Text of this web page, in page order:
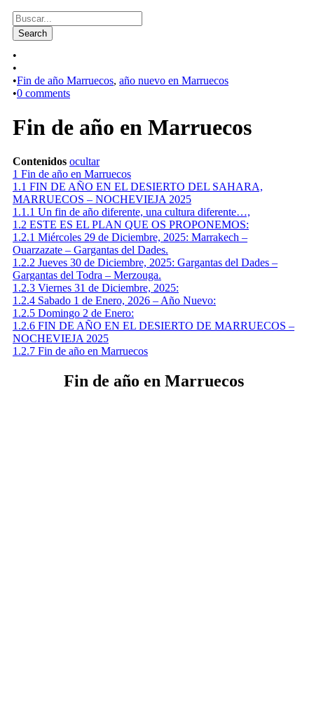
•
•
•Fin de año Marruecos, año nuevo en Marruecos
•0 comments
Fin de año en Marruecos
Contenidos ocultar
1 Fin de año en Marruecos
1.1 FIN DE AÑO EN EL DESIERTO DEL SAHARA,
MARRUECOS – NOCHEVIEJA 2025
1.1.1 Un fin de año diferente, una cultura diferente…,
1.2 ESTE ES EL PLAN QUE OS PROPONEMOS:
1.2.1 Miércoles 29 de Diciembre, 2025: Marrakech –
Ouarzazate – Gargantas del Dades.
1.2.2 Jueves 30 de Diciembre, 2025: Gargantas del Dades –
Gargantas del Todra – Merzouga.
1.2.3 Viernes 31 de Diciembre, 2025:
1.2.4 Sabado 1 de Enero, 2026 – Año Nuevo:
1.2.5 Domingo 2 de Enero:
1.2.6 FIN DE AÑO EN EL DESIERTO DE MARRUECOS –
NOCHEVIEJA 2025
1.2.7 Fin de año en Marruecos
Fin de año en Marruecos